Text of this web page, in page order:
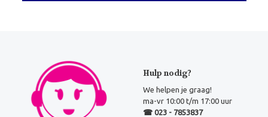
Hulp nodig?
We helpen je graag!
ma-vr 10:00 t/m 17:00 uur
☎ 023 - 7853837